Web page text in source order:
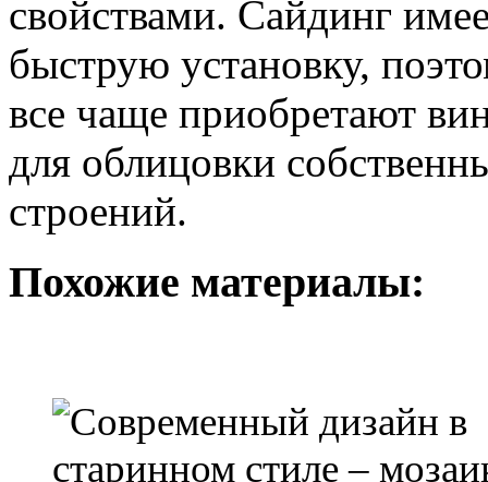
свойствами. Сайдинг
быструю установку,
все чаще приобретают
для облицовки
строений.
Похожие материалы: